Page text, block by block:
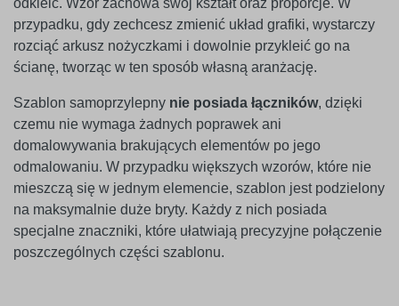
odkleić. Wzór zachowa swój kształt oraz proporcje. W
przypadku, gdy zechcesz zmienić układ grafiki, wystarczy
rozciąć arkusz nożyczkami i dowolnie przykleić go na
ścianę, tworząc w ten sposób własną aranżację.
Szablon samoprzylepny nie posiada łączników, dzięki
czemu nie wymaga żadnych poprawek ani
domalowywania brakujących elementów po jego
odmalowaniu. W przypadku większych wzorów, które nie
mieszczą się w jednym elemencie, szablon jest podzielony
na maksymalnie duże bryty. Każdy z nich posiada
specjalne znaczniki, które ułatwiają precyzyjne połączenie
poszczególnych części szablonu.